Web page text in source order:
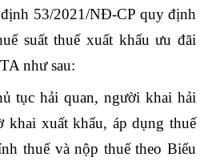
53/2021/NĐ-CP quy định
suất thuế xuất khẩu ưu đãi
như sau:
tục hải quan, người khai hải
khai xuất khẩu, áp dụng thuế
thuế và nộp thuế theo Biểu